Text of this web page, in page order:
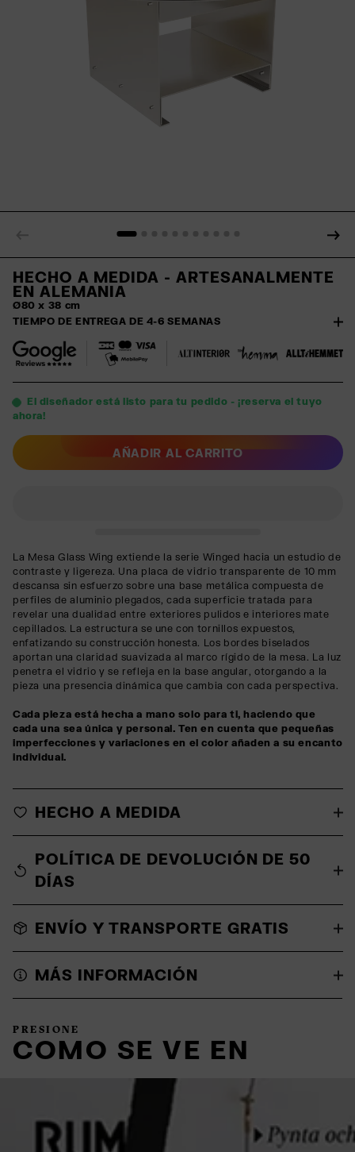
HECHO A MEDIDA - ARTESANALMENTE
EN ALEMANIA
Ø80 x 38 cm
TIEMPO DE ENTREGA DE 4-6 SEMANAS
El diseñador está listo para tu pedido - ¡reserva el tuyo
ahora!
AÑADIR AL CARRITO
La Mesa Glass Wing extiende la serie Winged hacia un estudio de
contraste y ligereza. Una placa de vidrio transparente de 10 mm
descansa sin esfuerzo sobre una base metálica compuesta de
perfiles de aluminio plegados, cada superficie tratada para
revelar una dualidad entre exteriores pulidos e interiores mate
cepillados. La estructura se une con tornillos expuestos,
enfatizando su construcción honesta. Los bordes biselados
aportan una claridad suavizada al marco rígido de la mesa. La luz
penetra el vidrio y se refleja en la base angular, otorgando a la
pieza una presencia dinámica que cambia con cada perspectiva.
Cada pieza está hecha a mano solo para ti, haciendo que
cada una sea única y personal. Ten en cuenta que pequeñas
imperfecciones y variaciones en el color añaden a su encanto
individual.
HECHO A MEDIDA
POLÍTICA DE DEVOLUCIÓN DE 50
DÍAS
ENVÍO Y TRANSPORTE GRATIS
MÁS INFORMACIÓN
PRESIONE
COMO SE VE EN